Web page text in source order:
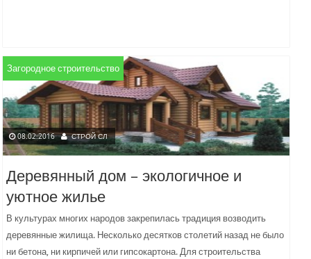
Загородное строительство
08.02.2016 СТРОЙ СЛ
Деревянный дом – экологичное и
уютное жилье
В культурах многих народов закрепилась традиция возводить
деревянные жилища. Несколько десятков столетий назад не было
ни бетона, ни кирпичей или гипсокартона. Для строительства